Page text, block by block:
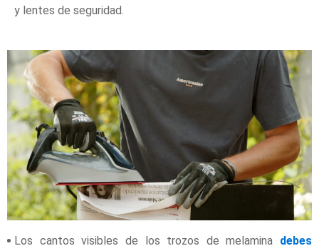
y lentes de seguridad.
Los cantos visibles de los trozos de melamina debes